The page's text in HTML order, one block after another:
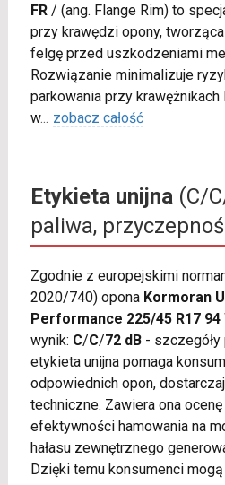
FR/ (ang. Flange Rim) to
przy krawędzi opony,
felgę przed uszkodzeniami
Rozwiązanie minimalizuje
parkowania przy krawężnikach
w... zobacz całość
Etykieta unijna(C/
paliwa,
Zgodnie z europejskimi
2020/740) opona Kormoran
Performance 225/45 R17 94
wynik: C/C/72 dB- szczegóły
etykieta unijna pomaga
odpowiednich opon,
techniczne. Zawiera ona
efektywności hamowania na
hałasu zewnętrznego
Dzięki temu konsumenci